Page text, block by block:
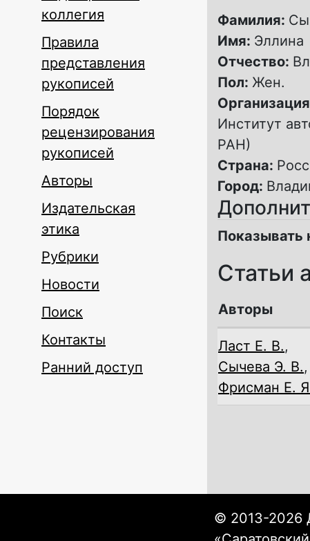
коллегия
Правила
представления
рукописей
Порядок
рецензирования
рукописей
Авторы
Издательская
этика
Рубрики
Новости
Поиск
Контакты
Ранний доступ
Фамилия:
Имя: Эллина
Отчество:
Пол: Жен.
Институт
РАН)
Страна:
Город:
Показывать
Статьи
Авторы
Ласт Е. В.,
Сычева Э. В.,
Фрисман Е.
© 2013-2026